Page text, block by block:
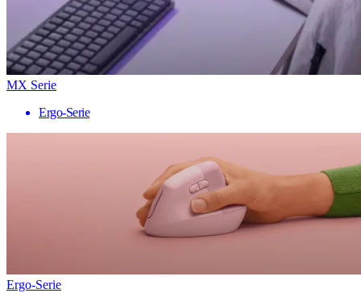
MX Serie
Ergo-Serie
Ergo-Serie